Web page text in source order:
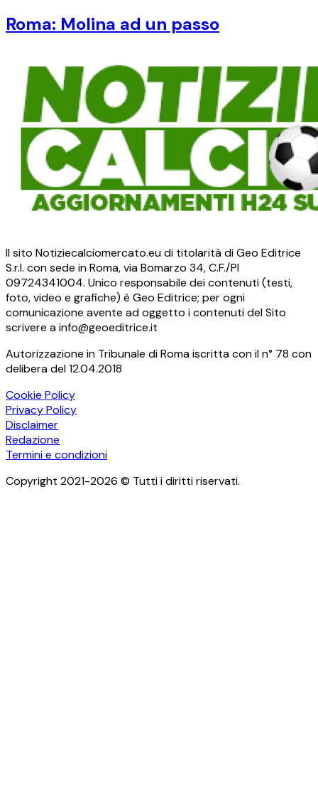
Roma: Molina ad un passo
Il sito Notiziecalciomercato.eu di titolarità di Geo Editrice
S.r.l. con sede in Roma, via Bomarzo 34, C.F./PI
09724341004. Unico responsabile dei contenuti (testi,
foto, video e grafiche) è Geo Editrice; per ogni
comunicazione avente ad oggetto i contenuti del Sito
scrivere a info@geoeditrice.it
Autorizzazione in Tribunale di Roma iscritta con il n° 78 con
delibera del 12.04.2018
Cookie Policy
Privacy Policy
Disclaimer
Redazione
Termini e condizioni
Copyright 2021-2026 © Tutti i diritti riservati.